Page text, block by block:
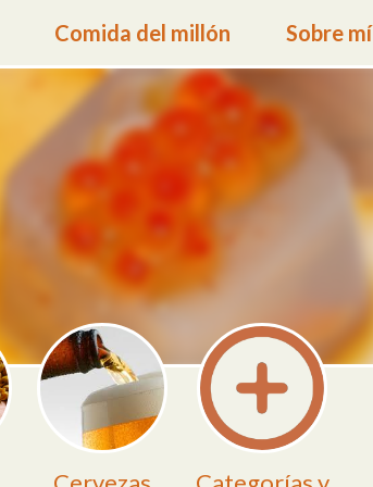
Comida del millón Sobre mí